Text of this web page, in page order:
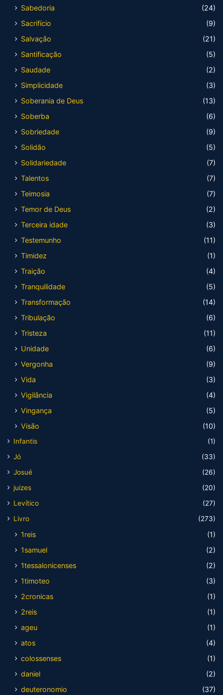
Sabedoria
(24)
Sacrifício
(9)
Salvação
(21)
Santificação
(5)
Saudade
(2)
Simplicidade
(3)
Soberania de Deus
(13)
Soberba
(6)
Sobriedade
(9)
Solidão
(5)
Solidariedade
(7)
Talentos
(7)
Teimosia
(7)
Temor de Deus
(2)
Terceira idade
(3)
Testemunho
(11)
Timidez
(1)
Traição
(4)
Tranquilidade
(5)
Transformação
(14)
Tribulação
(6)
Tristeza
(11)
Unidade
(6)
Vergonha
(9)
Vida
(3)
Vigilância
(4)
Vingança
(5)
Visão
(10)
Infantis
(1)
Jó
(33)
Josué
(26)
juizes
(20)
Levítico
(27)
Livro
(273)
1reis
(1)
1samuel
(2)
1tessalonicenses
(2)
1timoteo
(3)
2cronicas
(1)
2reis
(1)
ageu
(1)
atos
(4)
colossenses
(1)
daniel
(2)
deuteronomio
(37)